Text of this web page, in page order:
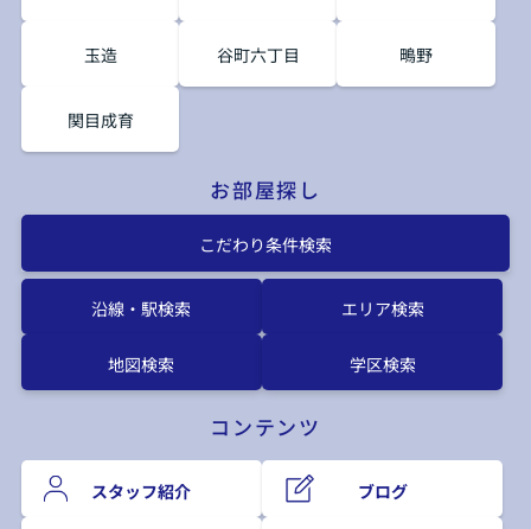
玉造 谷町六丁目 鴫野
関目成育
お部屋探し
こだわり条件検索
沿線・駅検索 エリア検索
地図検索 学区検索
コンテンツ
スタッフ紹介 ブログ